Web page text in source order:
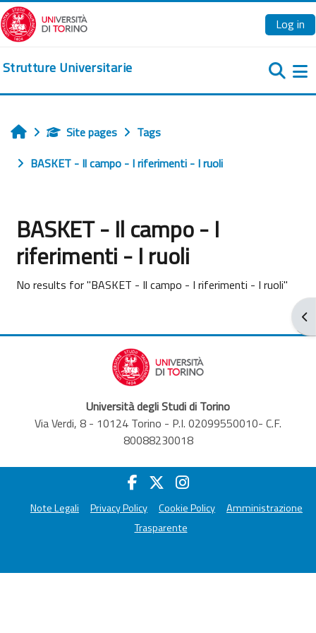
Skip to main content
Log in
Strutture Universitarie
HomeSite pages
Tags
BASKET - Il campo - I riferimenti - I ruoli
BASKET - Il campo - I
riferimenti - I ruoli
No results for "BASKET - Il campo - I riferimenti - I ruoli"
Università degli Studi di Torino
Via Verdi, 8 - 10124 Torino - P.I. 02099550010- C.F.
80088230018
Note Legali Privacy Policy Cookie Policy
Amministrazione
Trasparente